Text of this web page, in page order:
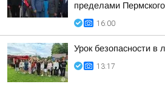
пределами
16:00
Урок безопасности в
13:17